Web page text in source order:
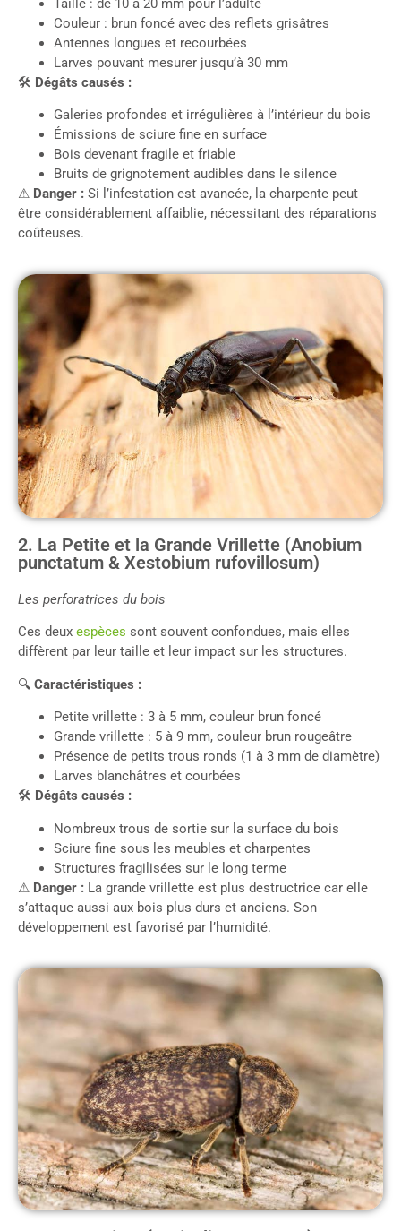
Taille : de 10 à 20 mm pour l’adulte
Couleur : brun foncé avec des reflets grisâtres
Antennes longues et recourbées
Larves pouvant mesurer jusqu’à 30 mm
🛠 Dégâts causés :
Galeries profondes et irrégulières à l’intérieur du bois
Émissions de sciure fine en surface
Bois devenant fragile et friable
Bruits de grignotement audibles dans le silence
⚠ Danger : Si l’infestation est avancée, la charpente peut
être considérablement affaiblie, nécessitant des réparations
coûteuses.
2. La Petite et la Grande Vrillette (Anobium
punctatum & Xestobium rufovillosum)
Les perforatrices du bois
Ces deux espèces sont souvent confondues, mais elles
diffèrent par leur taille et leur impact sur les structures.
🔍 Caractéristiques :
Petite vrillette : 3 à 5 mm, couleur brun foncé
Grande vrillette : 5 à 9 mm, couleur brun rougeâtre
Présence de petits trous ronds (1 à 3 mm de diamètre)
Larves blanchâtres et courbées
🛠 Dégâts causés :
Nombreux trous de sortie sur la surface du bois
Sciure fine sous les meubles et charpentes
Structures fragilisées sur le long terme
⚠ Danger : La grande vrillette est plus destructrice car elle
s’attaque aussi aux bois plus durs et anciens. Son
développement est favorisé par l’humidité.